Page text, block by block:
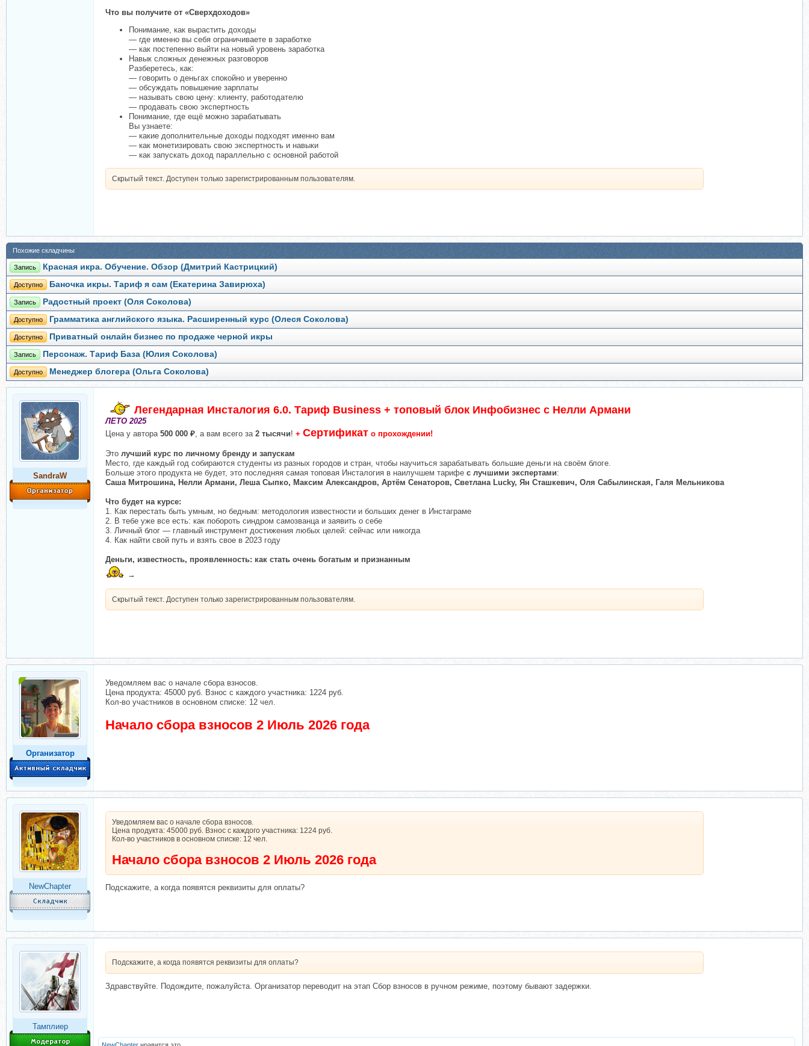
Что вы получите от «Сверхдоходов»
Понимание, как вырастить доходы
— где именно вы себя ограничиваете в заработке
— как постепенно выйти на новый уровень заработка
Навык сложных денежных разговоров
Разберетесь, как:
— говорить о деньгах спокойно и уверенно
— обсуждать повышение зарплаты
— называть свою цену: клиенту, работодателю
— продавать свою экспертность
Понимание, где ещё можно зарабатывать
Вы узнаете:
— какие дополнительные доходы подходят именно вам
— как монетизировать свою экспертность и навыки
— как запускать доход параллельно с основной работой
Скрытый текст. Доступен только зарегистрированным пользователям.
Похожие складчины
Запись Красная икра. Обучение. Обзор (Дмитрий Кастрицкий)
Доступно Баночка икры. Тариф я сам (Екатерина Завирюха)
Запись Радостный проект (Оля Соколова)
Доступно Грамматика английского языка. Расширенный курс (Олеся Соколова)
Доступно Приватный онлайн бизнес по продаже черной икры
Запись Персонаж. Тариф База (Юлия Соколова)
Доступно Менеджер блогера (Ольга Соколова)
SandraW
Легендарная Инсталогия 6.0. Тариф Business + топовый блок Инфобизнес с Нелли Армани
ЛЕТО 2025
Цена у автора 500 000 ₽ , а вам всего за 2 тысячи! + Сертификат о прохождении!
Это лучший курс по личному бренду и запускам
Место, где каждый год собираются студенты из разных городов и стран, чтобы научиться зарабатывать большие деньги на своём блоге.
Больше этого продукта не будет, это последняя самая топовая Инсталогия в наилучшем тарифе с лучшими экспертами:
Саша Митрошина, Нелли Армани, Леша Сыпко, Максим Александров, Артём Сенаторов, Светлана Lucky, Ян Сташкевич, Оля Сабылинская, Галя Мельникова
Что будет на курсе:
1. Как перестать быть умным, но бедным: методология известности и больших денег в Инстаграме
2. В тебе уже все есть: как побороть синдром самозванца и заявить о себе
3. Личный блог — главный инструмент достижения любых целей: сейчас или никогда
4. Как найти свой путь и взять свое в 2023 году
Деньги, известность, проявленность: как стать очень богатым и признанным
→
Скрытый текст. Доступен только зарегистрированным пользователям.
Организатор
Уведомляем вас о начале сбора взносов.
Цена продукта: 45000 руб. Взнос с каждого участника: 1224 руб.
Кол-во участников в основном списке: 12 чел.
Начало сбора взносов 2 Июль 2026 года
NewChapter
Уведомляем вас о начале сбора взносов.
Цена продукта: 45000 руб. Взнос с каждого участника: 1224 руб.
Кол-во участников в основном списке: 12 чел.
Начало сбора взносов 2 Июль 2026 года
Подскажите, а когда появятся реквизиты для оплаты?
Тамплиер
Подскажите, а когда появятся реквизиты для оплаты?
Здравствуйте. Подождите, пожалуйста. Организатор переводит на этап Сбор взносов в ручном режиме, поэтому бывают задержки.